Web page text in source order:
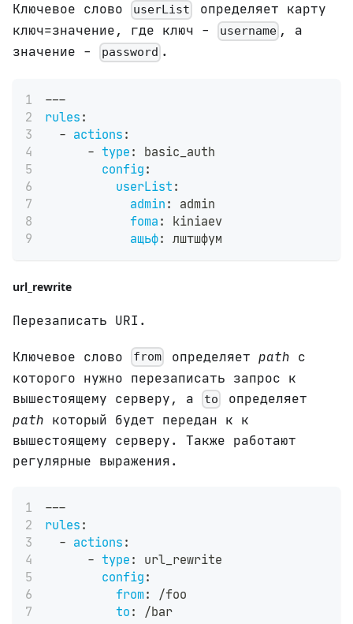
Ключевое слово userList
определяет карту
ключ=значение, где ключ -
username , а
значение -
password .
---
rules :
- actions :
- type :
basic_auth
config :
userList :
admin :
admin
foma :
kiniaev
ащьф: лштшфум
url_rewrite
Перезаписать URI.
Ключевое слово from определяетpath с
которого нужно перезаписать запрос к
вышестоящему серверу, а
to
определяет
path который будет передан к к
вышестоящему серверу. Также работают
регулярные выражения.
---
rules :
- actions :
- type :
url_rewrite
config :
from:
/foo
to : /bar